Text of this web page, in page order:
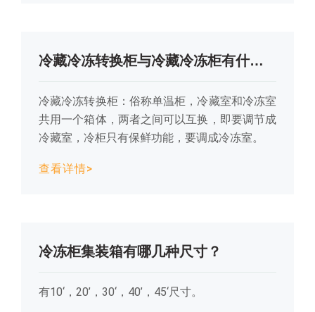
冷藏冷冻转换柜与冷藏冷冻柜有什么区别？
冷藏冷冻转换柜：俗称单温柜，冷藏室和冷冻室
共用一个箱体，两者之间可以互换，即要调节成
冷藏室，冷柜只有保鲜功能，要调成冷冻室。
查看详情>
冷冻柜集装箱有哪几种尺寸？
有10‘，20’，30‘，40’，45‘尺寸。